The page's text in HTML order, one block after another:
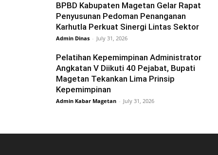
BPBD Kabupaten Magetan Gelar Rapat
Penyusunan Pedoman Penanganan
Karhutla Perkuat Sinergi Lintas Sektor
Admin Dinas - July 31, 2026
Pelatihan Kepemimpinan Administrator
Angkatan V Diikuti 40 Pejabat, Bupati
Magetan Tekankan Lima Prinsip
Kepemimpinan
Admin Kabar Magetan - July 31, 2026